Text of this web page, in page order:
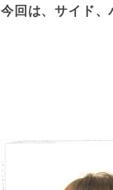
今回は、サイド